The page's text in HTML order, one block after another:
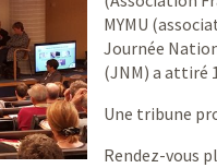
MYMU
Journée
(JNM) a attiré
Une tribune
Rendez-vous